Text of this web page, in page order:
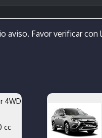
aviso. Favor verificar con
4WD
cc